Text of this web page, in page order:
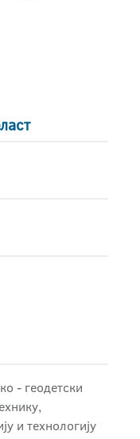
- геодетски
и технологију